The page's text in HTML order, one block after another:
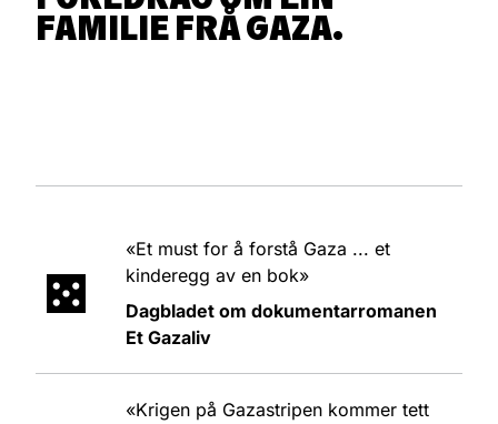
BAND
FAMILIE FRÅ GAZA.
«Et must for å forstå Gaza ... et
kinderegg av en bok»
Dagbladet om dokumentarromanen
Et Gazaliv
«Krigen på Gazastripen kommer tett